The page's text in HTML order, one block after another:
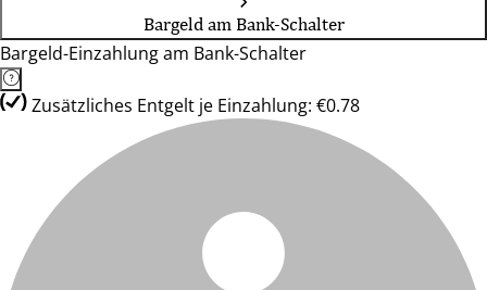
Bargeld am Bank-Schalter
Bargeld-Einzahlung am Bank-Schalter
Zusätzliches Entgelt je Einzahlung: €0.78